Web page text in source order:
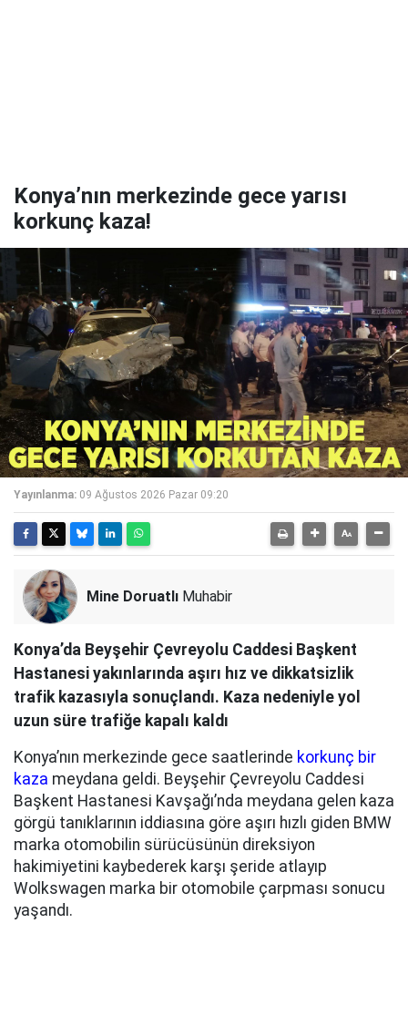
Konya’nın merkezinde gece yarısı
korkunç kaza!
Yayınlanma: 09 Ağustos 2026 Pazar 09:20
Mine Doruatlı Muhabir
Konya’da Beyşehir Çevreyolu Caddesi Başkent
Hastanesi yakınlarında aşırı hız ve dikkatsizlik
trafik kazasıyla sonuçlandı. Kaza nedeniyle yol
uzun süre trafiğe kapalı kaldı
Konya’nın merkezinde gece saatlerinde korkunç bir
kaza meydana geldi. Beyşehir Çevreyolu Caddesi
Başkent Hastanesi Kavşağı’nda meydana gelen kaza
görgü tanıklarının iddiasına göre aşırı hızlı giden BMW
marka otomobilin sürücüsünün direksiyon
hakimiyetini kaybederek karşı şeride atlayıp
Wolkswagen marka bir otomobile çarpması sonucu
yaşandı.